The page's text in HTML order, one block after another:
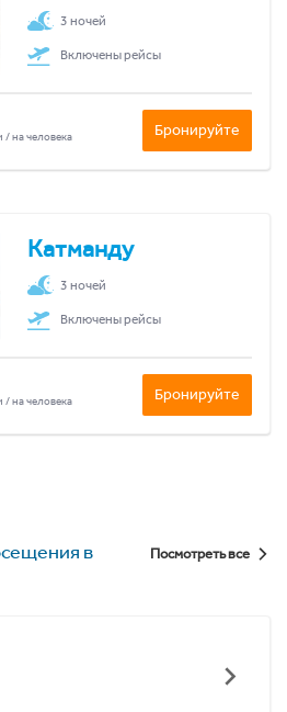
3 ночей
Включены рейсы
/ на человека Бронируйте
Катманду
3 ночей
Включены рейсы
/ на человека Бронируйте
в
Посмотреть все